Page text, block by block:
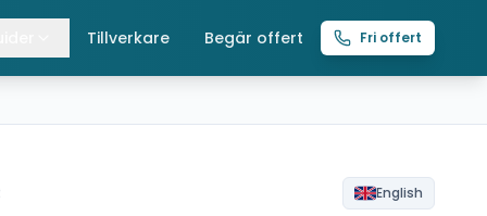
Tillverkare Begär offert Fri offert
English